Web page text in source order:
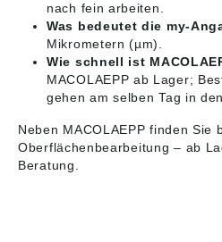
nach fein arbeiten.
Was bedeutet die my-
Mikrometern (µm).
Wie schnell ist
MACOLAEPP ab Lager;
gehen am selben Tag in
Neben MACOLAEPP finden Sie
Oberflächenbearbeitung – ab
Beratung.